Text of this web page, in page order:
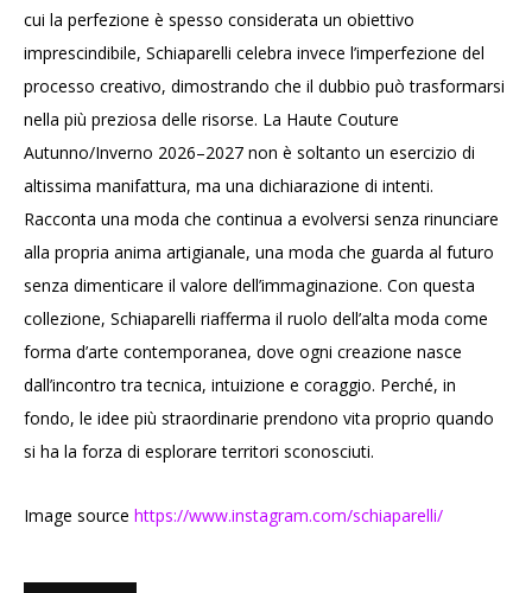
cui la perfezione è spesso considerata un obiettivo
imprescindibile, Schiaparelli celebra invece l’imperfezione del
processo creativo, dimostrando che il dubbio può trasformarsi
nella più preziosa delle risorse. La Haute Couture
Autunno/Inverno 2026–2027 non è soltanto un esercizio di
altissima manifattura, ma una dichiarazione di intenti.
Racconta una moda che continua a evolversi senza rinunciare
alla propria anima artigianale, una moda che guarda al futuro
senza dimenticare il valore dell’immaginazione. Con questa
collezione, Schiaparelli riafferma il ruolo dell’alta moda come
forma d’arte contemporanea, dove ogni creazione nasce
dall’incontro tra tecnica, intuizione e coraggio. Perché, in
fondo, le idee più straordinarie prendono vita proprio quando
si ha la forza di esplorare territori sconosciuti.
Image source https://www.instagram.com/schiaparelli/